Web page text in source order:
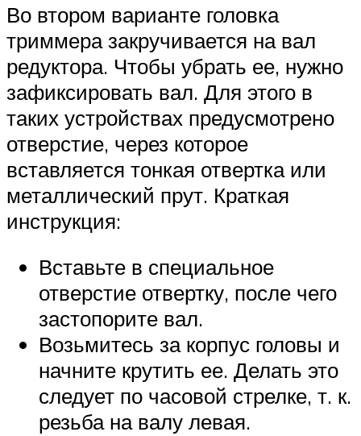
Во втором варианте головка
триммера закручивается на вал
редуктора. Чтобы убрать ее, нужно
зафиксировать вал. Для этого в
таких устройствах предусмотрено
отверстие, через которое
вставляется тонкая отвертка или
металлический прут. Краткая
инструкция:
Вставьте в специальное
отверстие отвертку, после чего
застопорите вал.
Возьмитесь за корпус головы и
начните крутить ее. Делать это
следует по часовой стрелке, т. к.
резьба на валу левая.